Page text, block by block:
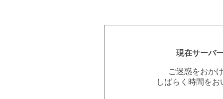
現在サーバ
ご迷惑をおか
しばらく時間を